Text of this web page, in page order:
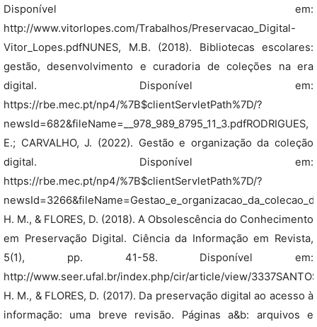
Disponível em:
http://www.vitorlopes.com/Trabalhos/Preservacao_Digital-
Vitor_Lopes.pdfNUNES, M.B. (2018). Bibliotecas escolares:
gestão, desenvolvimento e curadoria de coleções na era
digital. Disponível em:
https://rbe.mec.pt/np4/%7B$clientServletPath%7D/?
newsId=682&fileName=__978_989_8795_11_3.pdfRODRIGUES,
E.; CARVALHO, J. (2022). Gestão e organização da coleção
digital. Disponível em:
https://rbe.mec.pt/np4/%7B$clientServletPath%7D/?
H. M., & FLORES, D. (2018). A Obsolescência do Conhecimento
em Preservação Digital. Ciência da Informação em Revista,
5(1), pp. 41-58. Disponível em:
http://www.seer.ufal.br/index.php/cir/article/view/
H. M., & FLORES, D. (2017). Da preservação digital ao acesso à
informação: uma breve revisão. Páginas a&b: arquivos e